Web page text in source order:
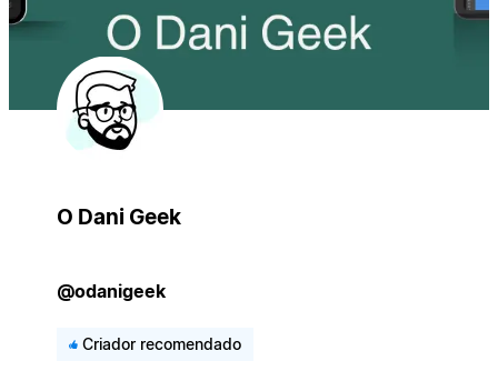
O Dani Geek
@odanigeek
Criador recomendado